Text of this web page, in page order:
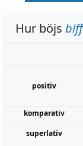
Hur böjs
positiv
komparativ
superlativ